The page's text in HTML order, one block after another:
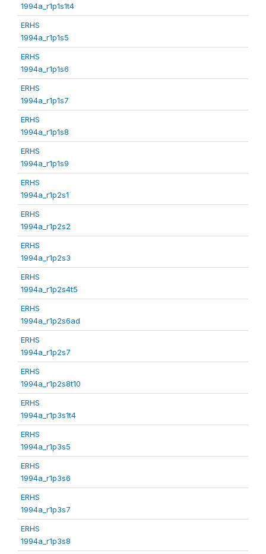
1994a_r1p1s1t4
ERHS
1994a_r1p1s5
ERHS
1994a_r1p1s6
ERHS
1994a_r1p1s7
ERHS
1994a_r1p1s8
ERHS
1994a_r1p1s9
ERHS
1994a_r1p2s1
ERHS
1994a_r1p2s2
ERHS
1994a_r1p2s3
ERHS
1994a_r1p2s4t5
ERHS
1994a_r1p2s6ad
ERHS
1994a_r1p2s7
ERHS
1994a_r1p2s8t10
ERHS
1994a_r1p3s1t4
ERHS
1994a_r1p3s5
ERHS
1994a_r1p3s6
ERHS
1994a_r1p3s7
ERHS
1994a_r1p3s8